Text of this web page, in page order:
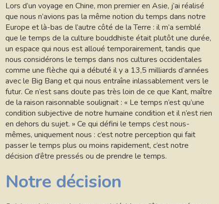
Lors d’un voyage en Chine, mon premier en Asie, j’ai réalisé
que nous n’avions pas la même notion du temps dans notre
Europe et là-bas de l’autre côté de la Terre : il m’a semblé
que le temps de la culture bouddhiste était plutôt une durée,
un espace qui nous est alloué temporairement, tandis que
nous considérons le temps dans nos cultures occidentales
comme une flèche qui a débuté il y a 13,5 milliards d’années
avec le Big Bang et qui nous entraîne inlassablement vers le
futur. Ce n’est sans doute pas très loin de ce que Kant, maître
de la raison raisonnable soulignait : « Le temps n’est qu’une
condition subjective de notre humaine condition et il n’est rien
en dehors du sujet. » Ce qui défini le temps c’est nous-
mêmes, uniquement nous : c’est notre perception qui fait
passer le temps plus ou moins rapidement, c’est notre
décision d’être pressés ou de prendre le temps.
Notre décision